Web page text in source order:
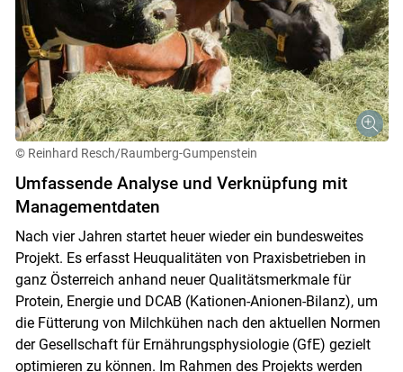
© Reinhard Resch/Raumberg-Gumpenstein
Umfassende Analyse und Verknüpfung mit
Managementdaten
Nach vier Jahren startet heuer wieder ein bundesweites
Projekt. Es erfasst Heuqualitäten von Praxisbetrieben in
ganz Österreich anhand neuer Qualitätsmerkmale für
Protein, Energie und DCAB (Kationen-Anionen-Bilanz), um
die Fütterung von Milchkühen nach den aktuellen Normen
der Gesellschaft für Ernährungsphysiologie (GfE) gezielt
optimieren zu können. Im Rahmen des Projekts werden